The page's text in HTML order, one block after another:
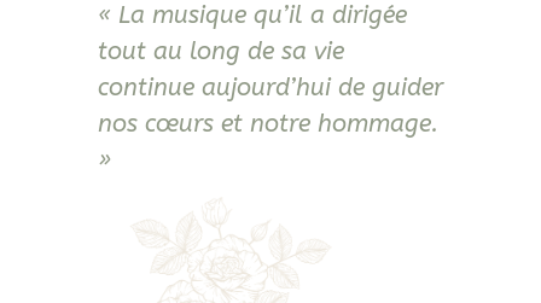
« La musique qu’il a dirigée
tout au long de sa vie
continue aujourd’hui de guider
nos cœurs et notre hommage.
»